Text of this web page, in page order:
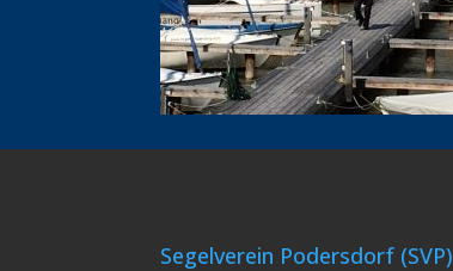
Segelverein Podersdorf (SVP)